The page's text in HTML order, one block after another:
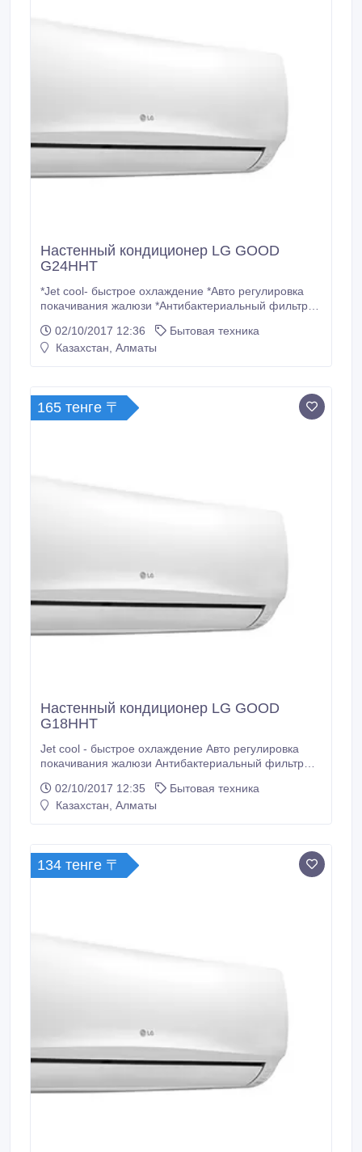
Настенный кондиционер LG GOOD
G24HHT
*Jet cool- быстрое охлаждение *Авто регулировка
покачивания жалюзи *Антибактериальный фильтр
*Ночной режим С инсталляцией ТЕХНИЧЕСКИЕ
ДАННЫЕ Рекомендуемая площадь, м2 63 Габариты
02/10/2017 12:36
Бытовая техника
Казахстан, Алматы
165 тенге 〒
Настенный кондиционер LG GOOD
G18HHT
Jet cool - быстрое охлаждение Авто регулировка
покачивания жалюзи Антибактериальный фильтр
Ночной режим С инсталляцией (медные трубы для
соединения блоков) ТЕХНИЧЕСКИЕ ДАННЫЕ
5.
02/10/2017 12:35
Бытовая техника
Казахстан, Алматы
134 тенге 〒